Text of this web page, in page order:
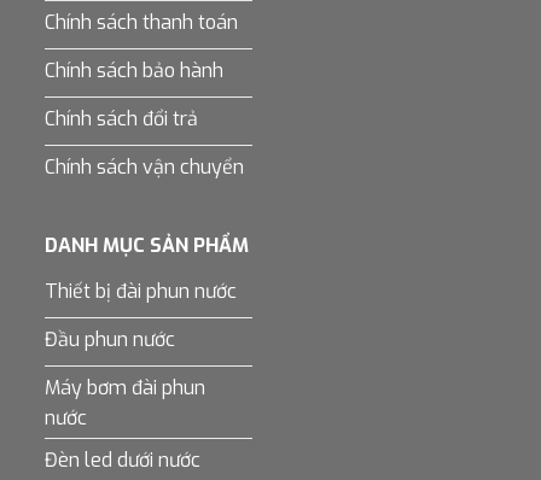
Chính sách thanh toán
Chính sách bảo hành
Chính sách đổi trả
Chính sách vận chuyển
DANH MỤC SẢN PHẨM
Thiết bị đài phun nước
Đầu phun nước
Máy bơm đài phun
nước
Đèn led dưới nước